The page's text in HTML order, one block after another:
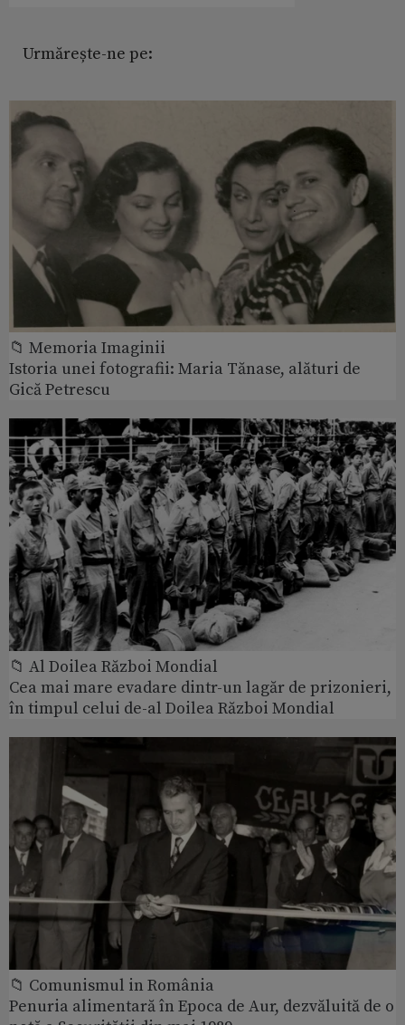
Urmărește-ne pe:
📁 Memoria Imaginii
Istoria unei fotografii: Maria Tănase, alături de
Gică Petrescu
📁 Al Doilea Război Mondial
Cea mai mare evadare dintr-un lagăr de prizonieri,
în timpul celui de-al Doilea Război Mondial
📁 Comunismul in România
Penuria alimentară în Epoca de Aur, dezvăluită de o